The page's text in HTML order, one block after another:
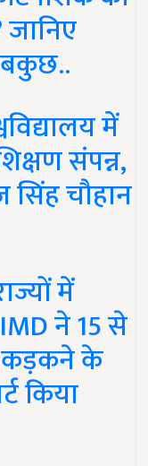
में
संपन्न,
सिंह चौहान
में
ने 15 से
कड़कने के
किया